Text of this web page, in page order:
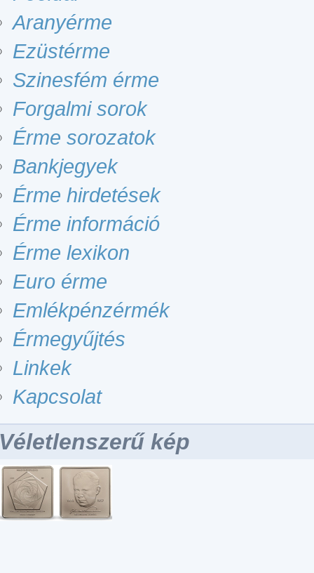
Aranyérme
Ezüstérme
Szinesfém érme
Forgalmi sorok
Érme sorozatok
Bankjegyek
Érme hirdetések
Érme információ
Érme lexikon
Euro érme
Emlékpénzérmék
Érmegyűjtés
Linkek
Kapcsolat
kép